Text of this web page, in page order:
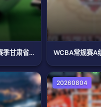
6月28日25-26赛季甘肃省足球超级联赛 武威队VS兰州新区队
篮球
20260804